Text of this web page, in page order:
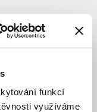
funkcí
využíváme